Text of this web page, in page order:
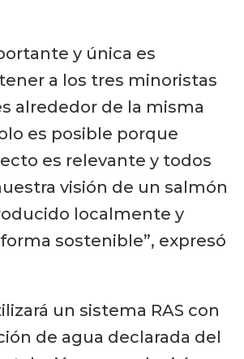
y única es
a los tres minoristas
alrededor de la misma
es posible porque
es relevante y todos
visión de un salmón
localmente y
sostenible”, expresó
un sistema RAS con
de agua declarada del